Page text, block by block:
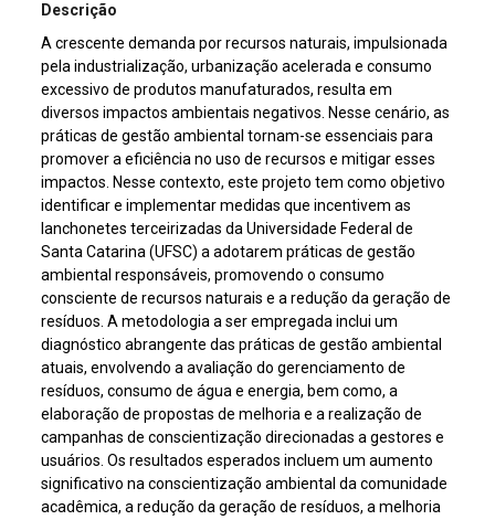
Descrição
A crescente demanda por recursos naturais, impulsionada
pela industrialização, urbanização acelerada e consumo
excessivo de produtos manufaturados, resulta em
diversos impactos ambientais negativos. Nesse cenário, as
práticas de gestão ambiental tornam-se essenciais para
promover a eficiência no uso de recursos e mitigar esses
impactos. Nesse contexto, este projeto tem como objetivo
identificar e implementar medidas que incentivem as
lanchonetes terceirizadas da Universidade Federal de
Santa Catarina (UFSC) a adotarem práticas de gestão
ambiental responsáveis, promovendo o consumo
consciente de recursos naturais e a redução da geração de
resíduos. A metodologia a ser empregada inclui um
diagnóstico abrangente das práticas de gestão ambiental
atuais, envolvendo a avaliação do gerenciamento de
resíduos, consumo de água e energia, bem como, a
elaboração de propostas de melhoria e a realização de
campanhas de conscientização direcionadas a gestores e
usuários. Os resultados esperados incluem um aumento
significativo na conscientização ambiental da comunidade
acadêmica, a redução da geração de resíduos, a melhoria